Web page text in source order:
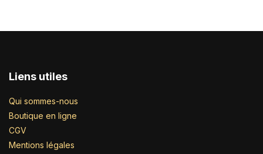
Liens utiles
Qui sommes-nous
Boutique en ligne
CGV
Mentions légales